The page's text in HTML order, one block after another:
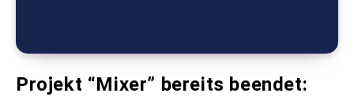
Projekt “Mixer” bereits beendet: